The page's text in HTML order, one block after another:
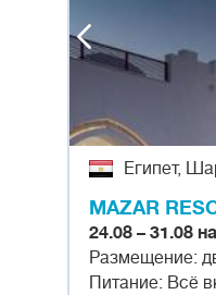
Египет,
MAZAR
24.08 – 31.08
Размещение:
Питание: Всё